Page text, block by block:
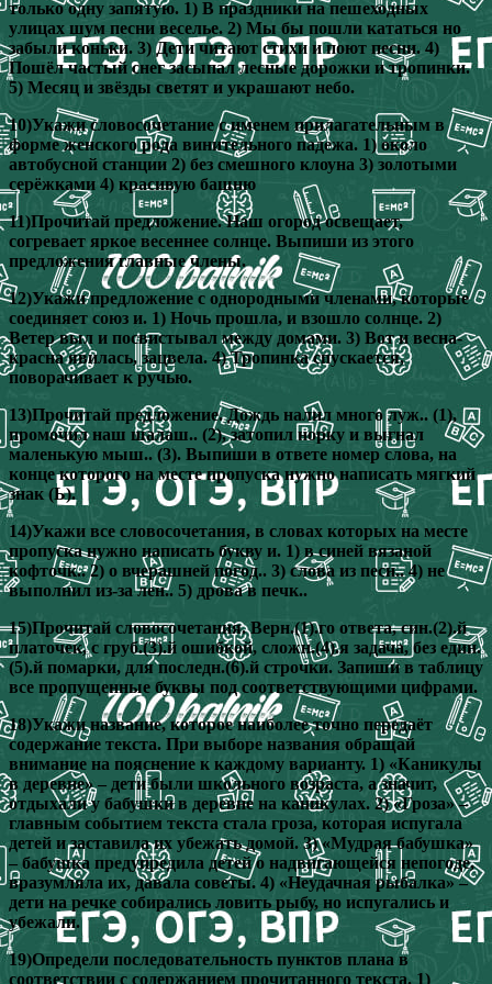
только одну запятую. 1) В праздники на пешеходных
улицах шум песни веселье. 2) Мы бы пошли кататься но
забыли коньки. 3) Дети читают стихи и поют песни. 4)
Пошёл частый снег засыпал лесные дорожки и тропинки.
5) Месяц и звёзды светят и украшают небо.
10)Укажи словосочетание с именем прилагательным в
форме женского рода винительного падежа. 1) около
автобусной станции 2) без смешного клоуна 3) золотыми
серёжками 4) красивую башню
11)Прочитай предложение. Наш огород освещает,
согревает яркое весеннее солнце. Выпиши из этого
предложения главные члены.
12)Укажи предложение с однородными членами, которые
соединяет союз и. 1) Ночь прошла, и взошло солнце. 2)
Ветер выл и посвистывал между домами. 3) Вот и весна-
красна явилась, зацвела. 4) Тропинка спускается,
поворачивает к ручью.
13)Прочитай предложение. Дождь налил много луж.. (1),
промочил наш шалаш.. (2), затопил норку и выгнал
маленькую мыш.. (3). Выпиши в ответе номер слова, на
конце которого на месте пропуска нужно написать мягкий
знак (Ь).
14)Укажи все словосочетания, в словах которых на месте
пропуска нужно написать букву и. 1) в синей вязаной
кофточк.. 2) о вчерашней погод.. 3) слова из песн.. 4) не
выполнил из-за лен.. 5) дрова в печк..
15)Прочитай словосочетания. Верн.(1).го ответа, син.(2).й
платочек, с груб.(3).й ошибкой, сложн.(4).я задача, без един.
(5).й помарки, для последн.(6).й строчки. Запиши в таблицу
все пропущенные буквы под соответствующими цифрами.
18)Укажи название, которое наиболее точно передаёт
содержание текста. При выборе названия обращай
внимание на пояснение к каждому варианту. 1) «Каникулы
в деревне» – дети были школьного возраста, а значит,
отдыхали у бабушки в деревне на каникулах. 2) «Гроза» –
главным событием текста стала гроза, которая испугала
детей и заставила их убежать домой. 3) «Мудрая бабушка»
– бабушка предупредила детей о надвигающейся непогоде,
вразумляла их, давала советы. 4) «Неудачная рыбалка» –
дети на речке собирались ловить рыбу, но испугались и
убежали.
19)Определи последовательность пунктов плана в
соответствии с содержанием прочитанного текста. 1)